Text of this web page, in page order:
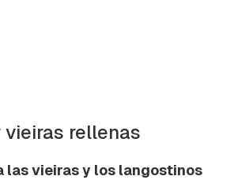
vieiras rellenas
las vieiras y los langostinos